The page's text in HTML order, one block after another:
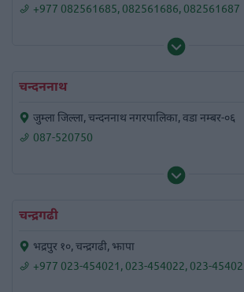
+977 082561685, 082561686, 082561687
चन्दननाथ
जुम्ला जिल्ला, चन्दननाथ नगरपालिका, वडा नम्बर-०६
087-520750
चन्द्रगढी
भद्रपुर १०, चन्द्रगढी, झापा
+977 023-454021 , 023-454022, 023-